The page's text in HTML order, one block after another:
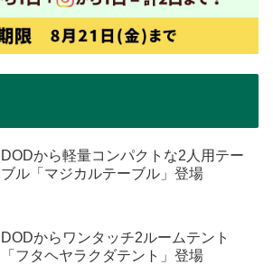
DODから軽量コンパクトな2人用テー
ブル「マジカルテーブル」登場
DODからワンタッチ2ルームテント
「フタヘヤラクダテント」登場